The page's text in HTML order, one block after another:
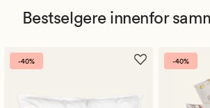
Bestselgere innenfor
-40% -40%